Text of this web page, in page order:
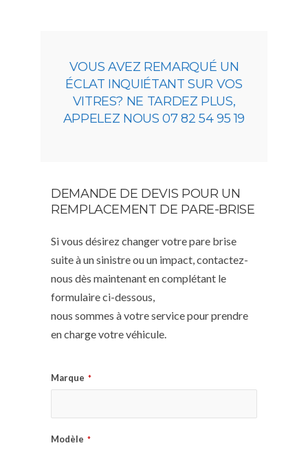
VOUS AVEZ REMARQUÉ UN
ÉCLAT INQUIÉTANT SUR VOS
VITRES? NE TARDEZ PLUS,
APPELEZ NOUS 07 82 54 95 19
DEMANDE DE DEVIS POUR UN
REMPLACEMENT DE PARE-BRISE
Si vous désirez changer votre pare brise
suite à un sinistre ou un impact, contactez-
nous dès maintenant en complétant le
formulaire ci-dessous,
nous sommes à votre service pour prendre
en charge votre véhicule.
Marque *
Modèle *